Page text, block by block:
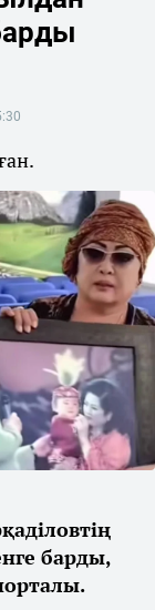
барды,